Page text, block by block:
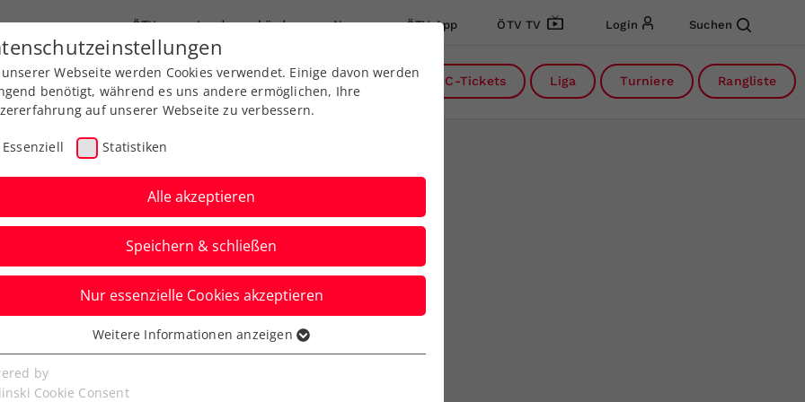
ÖTV Landesverbände News ÖTV App ÖTV TV Login Suchen
Ausbildung Services Über uns DC-Tickets Liga Turniere Rangliste
Vienna: Kracher
Webseite werden Cookies verwendet. Einige davon werden
benötigt, während es uns andere ermöglichen, Ihre
auf unserer Webseite zu verbessern.
Essenziell Statistiken
Alle akzeptieren
Speichern & schließen
Nur essenzielle Cookies akzeptieren
Cookies werden für grundlegende Funktionen der
benötigt. Dadurch ist gewährleistet, dass die Webseite
Weitere Informationen anzeigen
by
Cookie Consent